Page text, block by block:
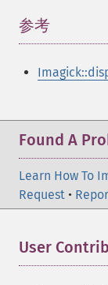
参考
Found A
Learn How To
Request •
User
labelImage
listRegistry
minifyImage
montageImage